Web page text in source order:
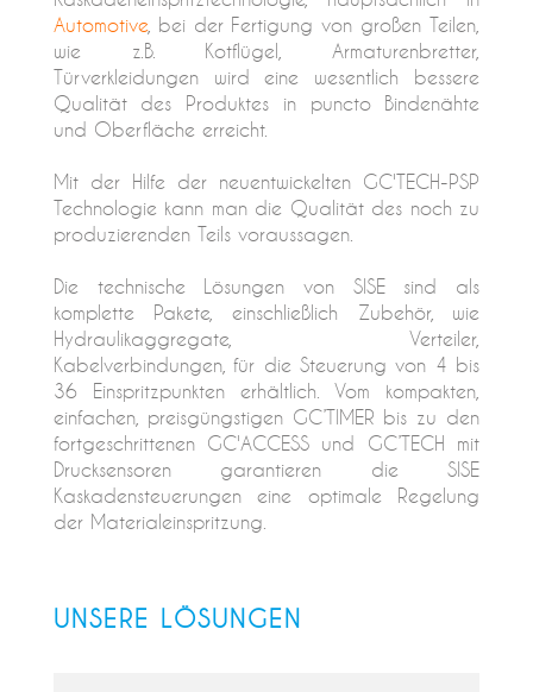
Automotive, bei der Fertigung von großen Teilen,
wie z.B. Kotflügel, Armaturenbretter,
Türverkleidungen wird eine wesentlich bessere
Qualität des Produktes in puncto Bindenähte
und Oberfläche erreicht.
Mit der Hilfe der neuentwickelten GC'TECH-PSP
Technologie kann man die Qualität des noch zu
produzierenden Teils voraussagen.
Die technische Lösungen von SISE sind als
komplette Pakete, einschließlich Zubehör, wie
Hydraulikaggregate, Verteiler,
Kabelverbindungen, für die Steuerung von 4 bis
36 Einspritzpunkten erhältlich. Vom kompakten,
einfachen, preisgüngstigen GC’TIMER bis zu den
fortgeschrittenen GC'ACCESS und GC’TECH mit
Drucksensoren garantieren die SISE
Kaskadensteuerungen eine optimale Regelung
der Materialeinspritzung.
UNSERE LÖSUNGEN